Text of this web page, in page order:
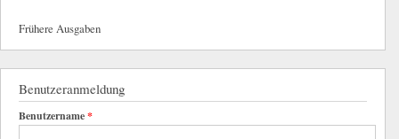
Frühere Ausgaben
Benutzeranmeldung
Benutzername*